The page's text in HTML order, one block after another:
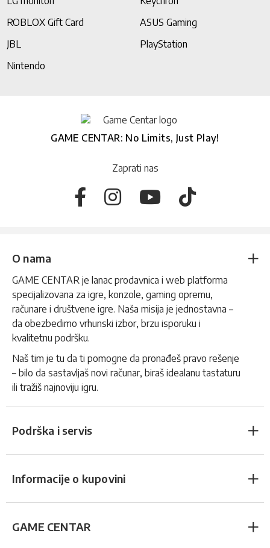
ROBLOX Gift Card
ASUS Gaming
JBL
PlayStation
Nintendo
GAME CENTAR: No Limits, Just Play!
Zaprati nas
O nama
GAME CENTAR je lanac prodavnica i web platforma
specijalizovana za igre, konzole, gaming opremu,
računare i društvene igre. Naša misija je jednostavna –
da obezbedimo vrhunski izbor, brzu isporuku i
kvalitetnu podršku.
Naš tim je tu da ti pomogne da pronađeš pravo rešenje
– bilo da sastavljaš novi računar, biraš idealanu tastaturu
ili tražiš najnoviju igru.
Podrška i servis
Informacije o kupovini
GAME CENTAR